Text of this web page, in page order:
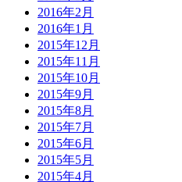
2016年2月
2016年1月
2015年12月
2015年11月
2015年10月
2015年9月
2015年8月
2015年7月
2015年6月
2015年5月
2015年4月